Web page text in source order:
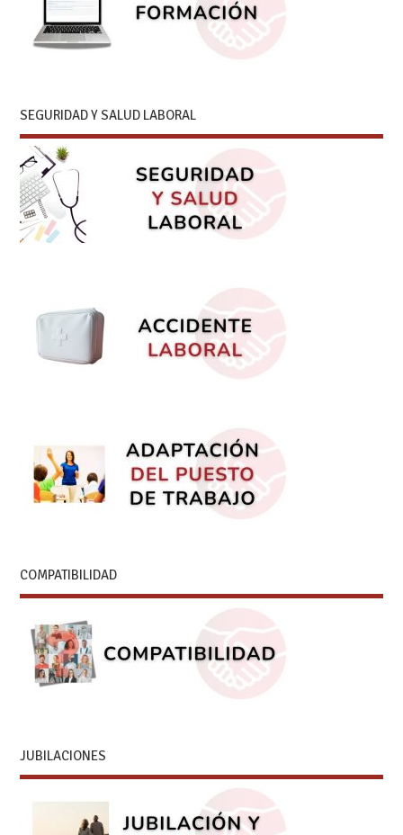
SEGURIDAD Y SALUD LABORAL
COMPATIBILIDAD
JUBILACIONES